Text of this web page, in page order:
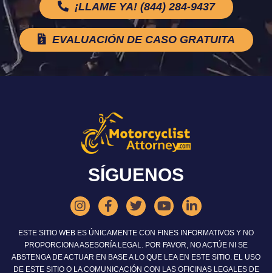
¡LLAME YA! (844) 284-9437
EVALUACIÓN DE CASO GRATUITA
SÍGUENOS
ESTE SITIO WEB ES ÚNICAMENTE CON FINES INFORMATIVOS Y NO
PROPORCIONA ASESORÍA LEGAL. POR FAVOR, NO ACTÚE NI SE
ABSTENGA DE ACTUAR EN BASE A LO QUE LEA EN ESTE SITIO. EL USO
DE ESTE SITIO O LA COMUNICACIÓN CON LAS OFICINAS LEGALES DE